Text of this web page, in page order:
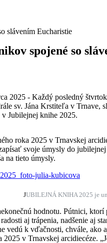
slávením Eucharistie
spojené so
2025 - Každý posledný
sv. Jána Krstiteľa v Trnave,
v Jubilejnej knihe 2025.
roka 2025 v Trnavskej
svoje úmysly do
na tieto úmysly.
JUBILEJNÁ KNIHA 2025 je
hodnotu. Pútnici,
aj trápenia, nadšenie aj
vedú k vďačnosti, chvále,
2025 v Trnavskej arcidiecéze.